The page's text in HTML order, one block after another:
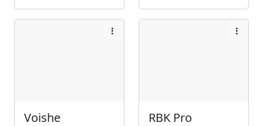
Voishe RBK Pro